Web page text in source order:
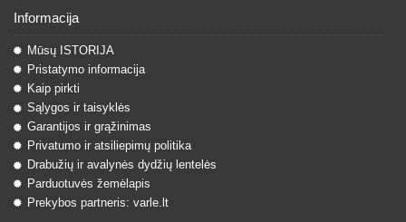
Informacija
Mūsų ISTORIJA
Pristatymo informacija
Kaip pirkti
Sąlygos ir taisyklės
Garantijos ir grąžinimas
Privatumo ir atsiliepimų politika
Drabužių ir avalynės dydžių lentelės
Parduotuvės žemėlapis
Prekybos partneris: varle.lt